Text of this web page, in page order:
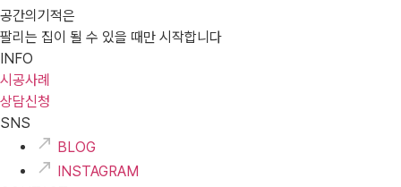
공간의기적은
팔리는 집이 될 수 있을 때만 시작합니다
INFO
시공사례
상담신청
SNS
BLOG
INSTAGRAM